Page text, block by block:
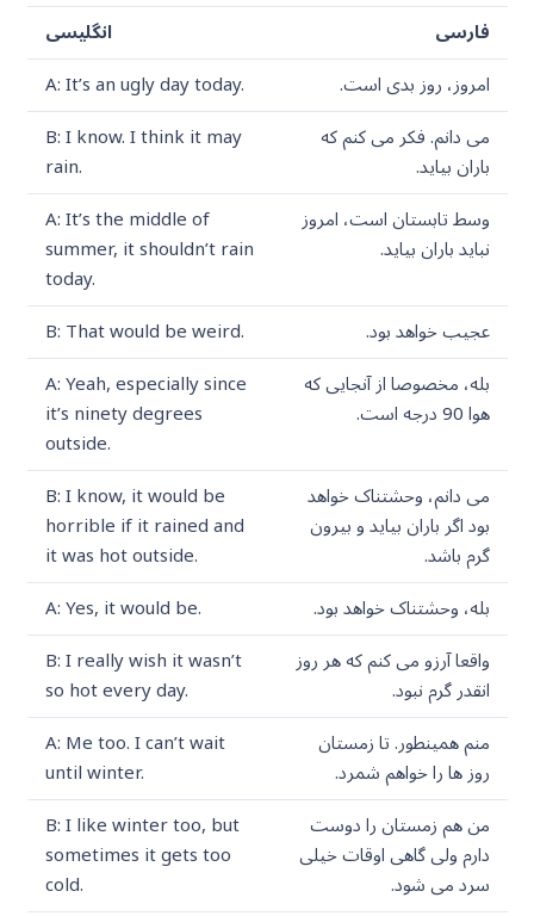
فارسی
انگلیسی
امروز، روز بدی است.
A: It’s an ugly day today.
می دانم. فکر می کنم که
باران بیاید.
B: I know. I think it may
rain.
وسط تابستان است، امروز
نباید باران بیاید.
A: It’s the middle of
summer, it shouldn’t rain
today.
عجیب خواهد بود.
B: That would be weird.
بله، مخصوصا از آنجایی که
هوا 90 درجه است.
A: Yeah, especially since
it’s ninety degrees
outside.
می دانم، وحشتناک خواهد
بود اگر باران بیاید و بیرون
گرم باشد.
B: I know, it would be
horrible if it rained and
it was hot outside.
بله، وحشتناک خواهد بود.
A: Yes, it would be.
واقعا آرزو می کنم که هر روز
انقدر گرم نبود.
B: I really wish it wasn’t
so hot every day.
منم همینطور. تا زمستان
روز ها را خواهم شمرد.
A: Me too. I can’t wait
until winter.
من هم زمستان را دوست
دارم ولی گاهی اوقات خیلی
سرد می شود.
B: I like winter too, but
sometimes it gets too
cold.